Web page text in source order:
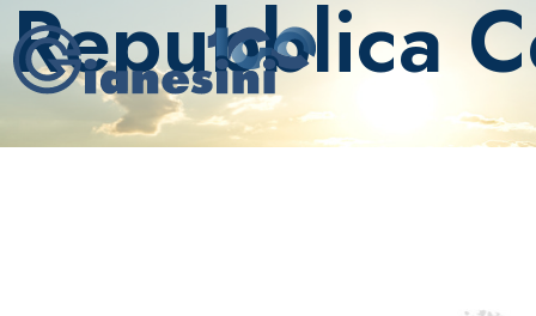
Repubblica